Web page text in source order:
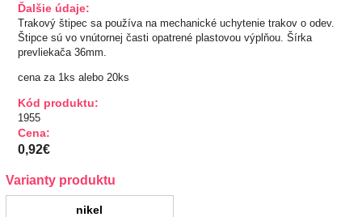
TIPY NA DARČEKY
Aplikácie
Bižutérny kútik
Burda strihy
Ďalšie údaje:
Trakový štipec sa používa na mechanické uchytenie trakov o odev.
Štipce sú vo vnútornej časti opatrené plastovou výplňou. Šírka
prevliekača 36mm.
cena za 1ks alebo 20ks
Kód produktu:
1955
Cena:
0,92€
Varianty produktu
nikel